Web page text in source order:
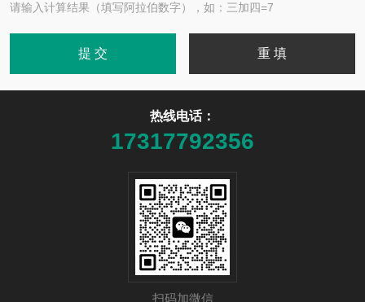
请输入计算结果（填写阿拉伯数字），如：三加四=7
热线电话：
17317792356
扫码加微信